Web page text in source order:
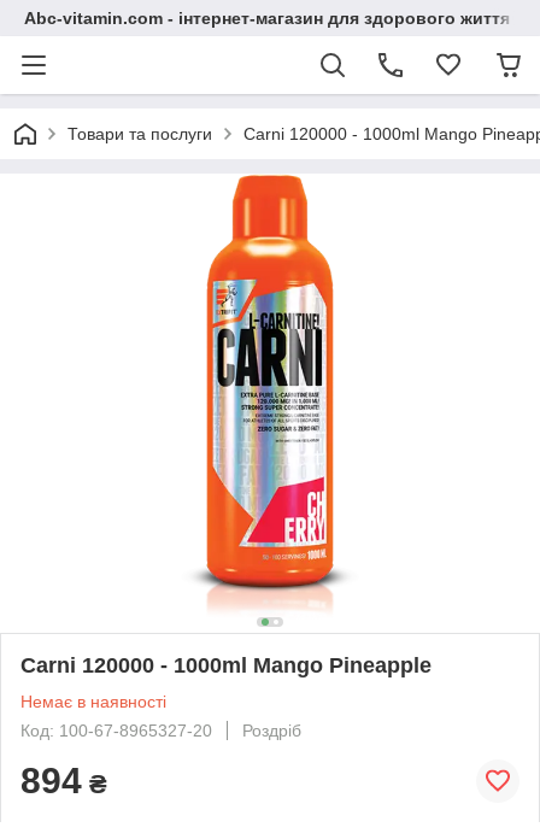
Abc-vitamin.com - інтернет-магазин для здорового життя
Товари та послуги Carni 120000 - 1000ml Mango
Carni 120000 - 1000ml Mango Pineapple
Немає в наявності
Код: 100-67-8965327-20
Роздріб
894 ₴